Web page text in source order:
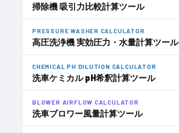
掃除機 吸引力比較計算ツール
PRESSURE WASHER CALCULATOR
高圧洗浄機 実効圧力・水量計算ツール
CHEMICAL PH DILUTION CALCULATOR
洗車ケミカル pH希釈計算ツール
BLOWER AIRFLOW CALCULATOR
洗車ブロワー風量計算ツール